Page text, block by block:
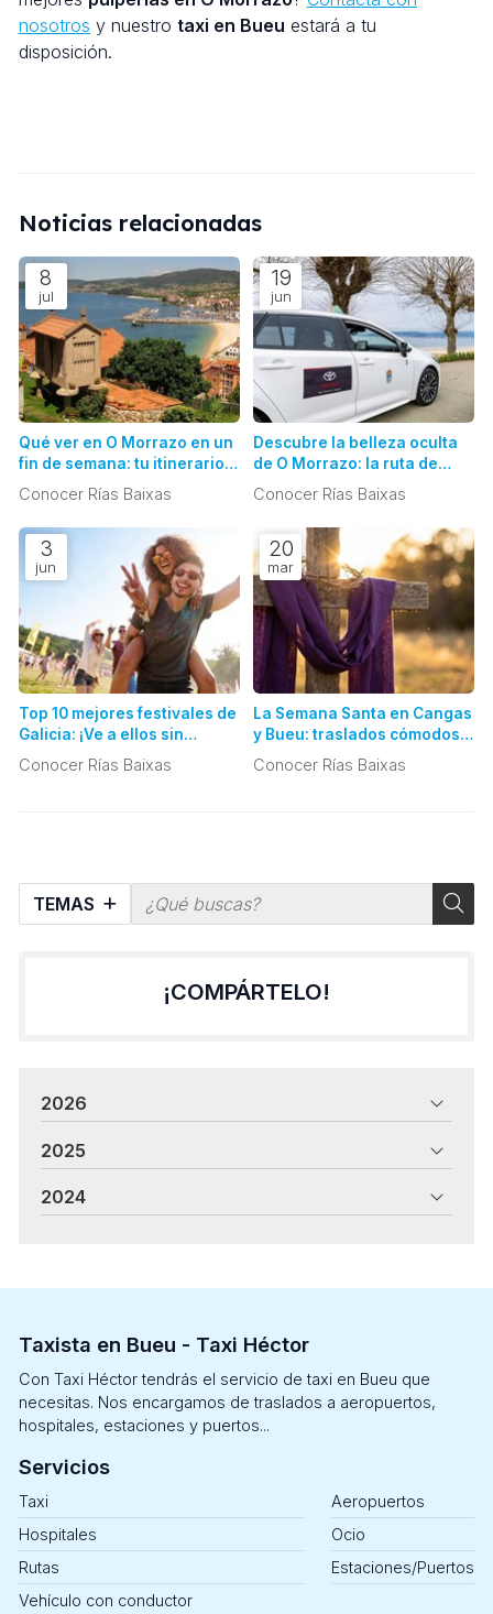
TEMAS
nosotros y nuestro taxi en Bueu estará a tu
disposición.
Noticias relacionadas
8
jul
Qué ver en O Morrazo en un
fin de semana: tu itinerario
perfecto y sin
preocupaciones
Conocer Rías Baixas
19
jun
Descubre la belleza oculta
de O Morrazo: la ruta de
playas imprescindibles en
un día
Conocer Rías Baixas
3
jun
Top 10 mejores festivales de
Galicia: ¡Ve a ellos sin
problemas de aparcamiento
con nuestro taxi!
Conocer Rías Baixas
20
mar
La Semana Santa en Cangas
y Bueu: traslados cómodos a
las procesiones y eventos
de interés
Conocer Rías Baixas
¡COMPÁRTELO!
2026
2025
2024
Taxista en Bueu - Taxi Héctor
Con Taxi Héctor tendrás el servicio de taxi en Bueu que
necesitas. Nos encargamos de traslados a aeropuertos,
hospitales, estaciones y puertos...
Servicios
Taxi
Aeropuertos
Hospitales
Ocio
Rutas
Estaciones/Puertos
Vehículo con conductor